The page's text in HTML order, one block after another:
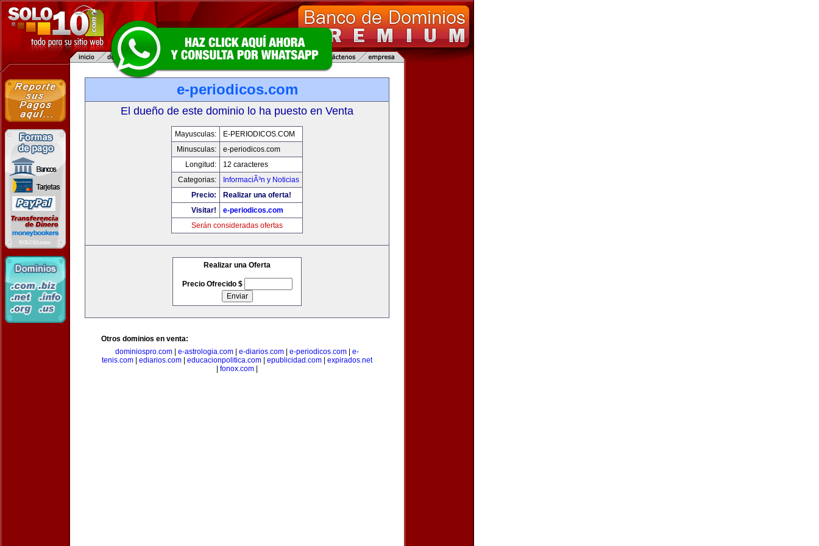
e-periodicos.com
El dueño de este dominio lo ha puesto en Venta
Mayusculas:
E-PERIODICOS.COM
Minusculas:
e-periodicos.com
Longitud:
12 caracteres
Categorias:
InformaciÃ³n y Noticias
Precio:
Realizar una oferta!
Visitar!
e-periodicos.com
Serán consideradas ofertas
Realizar una Oferta
Precio Ofrecido $
Otros dominios en venta:
dominiospro.com
e-astrologia.com e-diarios.com e-periodicos.com
e-
tenis.com
ediarios.com educacionpolitica.com epublicidad.com
expirados.net
fonox.com